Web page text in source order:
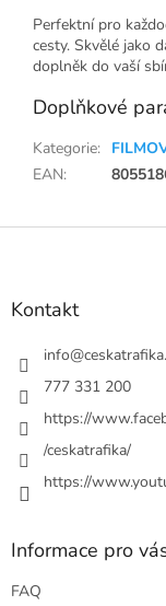
Perfektní pro
cesty. Skvělé jako
doplněk do vaší
Doplňkové
Kategorie:
EAN:
Z
Kontakt
info@
777 331 200
https://
/ceskatrafika/
https://
Informace pro
FAQ